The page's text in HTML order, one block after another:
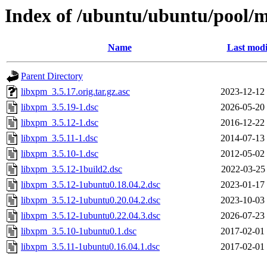
Index of /ubuntu/ubuntu/pool/
Name Last
Parent Directory
libxpm_3.5.17.orig.tar.gz.asc
2023-12-12
libxpm_3.5.19-1.dsc
2026-05-20
libxpm_3.5.12-1.dsc
2016-12-22
libxpm_3.5.11-1.dsc
2014-07-13
libxpm_3.5.10-1.dsc
2012-05-02
libxpm_3.5.12-1build2.dsc
2022-03-25
libxpm_3.5.12-1ubuntu0.18.04.2.dsc
2023-01-17
libxpm_3.5.12-1ubuntu0.20.04.2.dsc
2023-10-03
libxpm_3.5.12-1ubuntu0.22.04.3.dsc
2026-07-23
libxpm_3.5.10-1ubuntu0.1.dsc
2017-02-01
libxpm_3.5.11-1ubuntu0.16.04.1.dsc
2017-02-01